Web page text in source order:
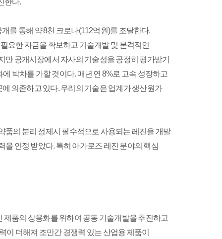
한다.
를 통해 약 8천 크로나(112억원)를 조달한다.
요한 자금을 확보하고 기술개발 및 본격적인
공개시장에서 자사의 기술성을 공정히 평가받기
박차를 가할 것이다. 매년 연 8%로 고속 성장하고
의존하고 있다. 우리의 기술은 업계가 생산원가
의 분리 정제시 필수적으로 사용되는 레진을 개발
을 인정 받았다. 특히 아가로즈 레진 분야의 핵심
품의 상용화를 위하여 공동 기술개발을 추진하고
더해져 조만간 경쟁력 있는 산업용 제품이